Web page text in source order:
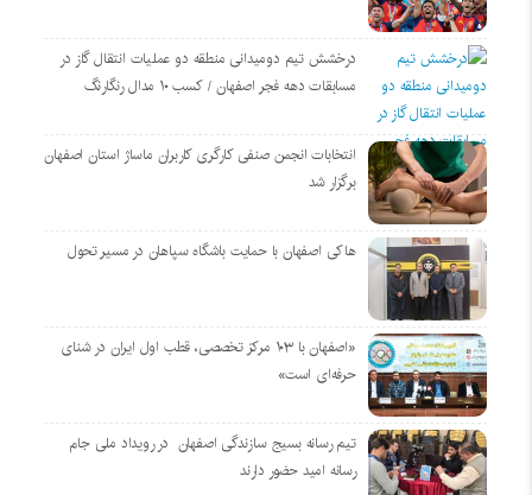
درخشش تیم دومیدانی منطقه دو عملیات انتقال گاز در
مسابقات دهه فجر اصفهان / کسب ۱۰ مدال رنگارنگ
انتخابات انجمن صنفی کارگری کاربران ماساژ استان اصفهان
برگزار شد
هاکی اصفهان با حمایت باشگاه سپاهان در مسیر تحول
«اصفهان با ۱۰۳ مرکز تخصصی، قطب اول ایران در شنای
حرفه‌ای است»
تیم رسانه بسیج سازندگی اصفهان در رویداد ملی جام
رسانه امید حضور دارند